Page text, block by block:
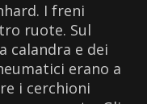
I freni
ruote. Sul
calandra e dei
erano a
i cerchioni